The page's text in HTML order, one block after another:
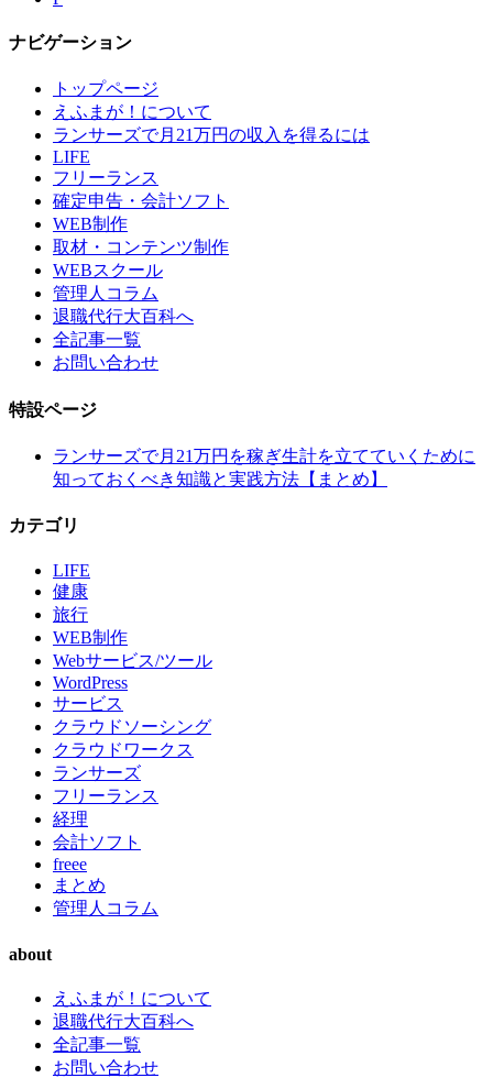
ナビゲーション
トップページ
えふまが！について
ランサーズで月21万円の収入を得るには
LIFE
フリーランス
確定申告・会計ソフト
WEB制作
取材・コンテンツ制作
WEBスクール
管理人コラム
退職代行大百科へ
全記事一覧
お問い合わせ
特設ページ
ランサーズで月21万円を稼ぎ生計を立てていくために
知っておくべき知識と実践方法【まとめ】
カテゴリ
LIFE
健康
旅行
WEB制作
Webサービス/ツール
WordPress
サービス
クラウドソーシング
クラウドワークス
ランサーズ
フリーランス
経理
会計ソフト
freee
まとめ
管理人コラム
about
えふまが！について
退職代行大百科へ
全記事一覧
お問い合わせ